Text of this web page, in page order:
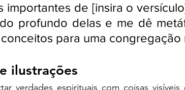
importantes de [insira o
profundo delas e me dê
para uma congregação
ilustrações
verdades espirituais com coisas